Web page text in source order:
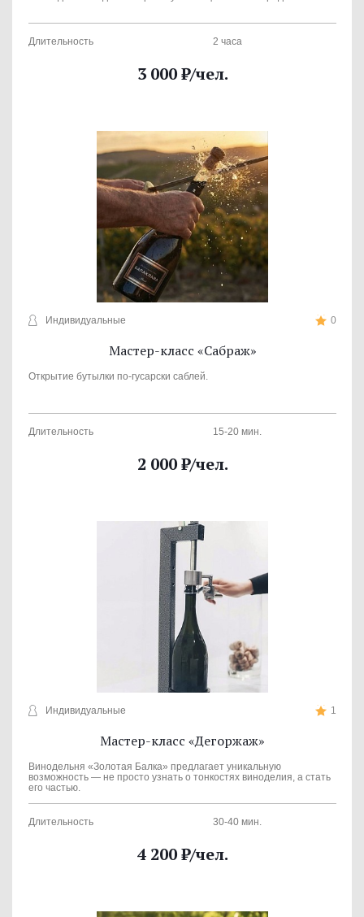
Длительность 2 часа
3 000₽/чел.
Индивидуальные 0
Мастер-класс «Сабраж»
Открытие бутылки по-гусарски саблей.
Длительность 15-20 мин.
2 000₽/чел.
Индивидуальные 1
Мастер-класс «Дегоржаж»
Винодельня «Золотая Балка» предлагает уникальную
возможность — не просто узнать о тонкостях виноделия, а стать
его частью.
Длительность 30-40 мин.
4 200₽/чел.